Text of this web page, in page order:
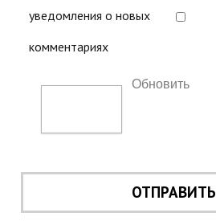
уведомления о новых
комментариях
Обновить
ОТПРАВИТЬ